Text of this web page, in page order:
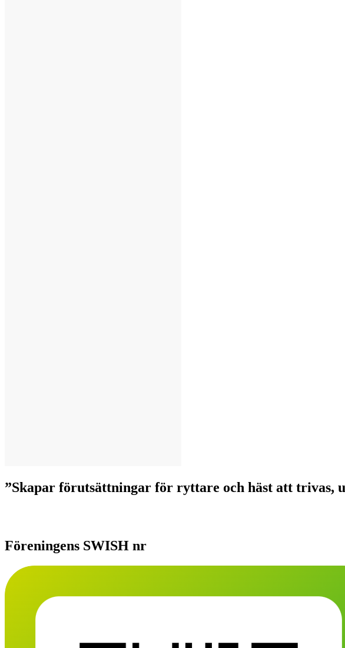
”Skapar förutsättningar för ryttare och häst att trivas,
Föreningens SWISH nr